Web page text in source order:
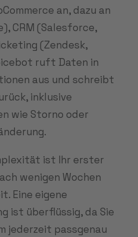
an, dazu an
CRM (Salesforce,
(Zendesk,
ruft Daten in
aus und schreibt
inklusive
wie Storno oder
ist Ihr erster
wenigen Wochen
Eine eigene
ist überflüssig, da Sie
jederzeit passgenau